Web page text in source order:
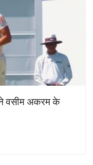
वसीम अकरम के